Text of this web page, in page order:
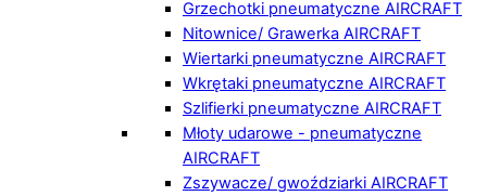
Grzechotki pneumatyczne AIRCRAFT
Nitownice/ Grawerka AIRCRAFT
Wiertarki pneumatyczne AIRCRAFT
Wkrętaki pneumatyczne AIRCRAFT
Szlifierki pneumatyczne AIRCRAFT
Młoty udarowe - pneumatyczne
AIRCRAFT
Zszywacze/ gwoździarki AIRCRAFT